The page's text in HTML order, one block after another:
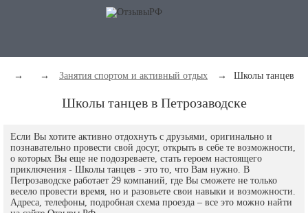
→ → Занятия спортом и активный отдых → Школы танцев
Школы танцев в Петрозаводске
Если Вы хотите активно отдохнуть с друзьями, оригинально и
познавательно провести свой досуг, открыть в себе те возможности,
о которых Вы еще не подозреваете, стать героем настоящего
приключения - Школы танцев - это то, что Вам нужно. В
Петрозаводске работает 29 компаний, где Вы сможете не только
весело провести время, но и разовьете свои навыки и возможности.
Адреса, телефоны, подробная схема проезда – все это можно найти